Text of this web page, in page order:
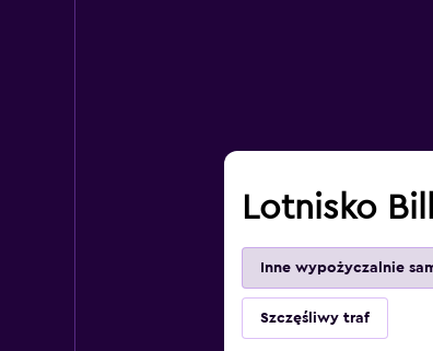
Lotnisko
Inne wypożyczalnie
Szczęśliwy traf